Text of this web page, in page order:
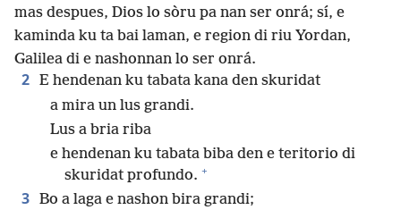
mas despues, Dios lo sòru pa nan ser onrá; sí, e
kaminda ku ta bai laman, e region di riu Yordan,
Galilea di e nashonnan lo ser onrá.
2 E hendenan ku tabata kana den skuridat
a mira un lus grandi.
Lus a bria riba
e hendenan ku tabata biba den e teritorio di
skuridat profundo. +
3 Bo a laga e nashon bira grandi;